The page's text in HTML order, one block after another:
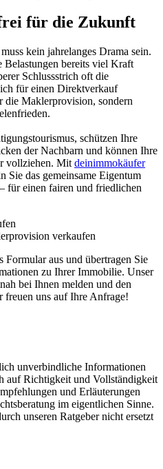
für die Zukunft
kein jahrelanges Drama sein.
Belastungen bereits viel Kraft
Schlussstrich oft die
für einen Direktverkauf
die Maklerprovision, sondern
schützen Ihre
der Nachbarn und können Ihre
vollziehen. Mit deinimmokäufer
Sie das gemeinsame Eigentum
für einen fairen und friedlichen
verkaufen
Formular aus und übertragen Sie
zu Ihrer Immobilie. Unser
bei Ihnen melden und den
freuen uns auf Ihre Anfrage!
unverbindliche Informationen
auf Richtigkeit und Vollständigkeit
und Erläuterungen
im eigentlichen Sinne.
unseren Ratgeber nicht ersetzt